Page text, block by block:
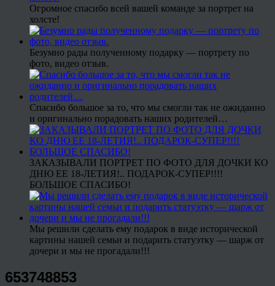
Огромное спасибо всей вашей команде за портрет на
холсте!
Безумно рады полученному подарку — портрету по
фото, видео отзыв.
Спасибо большое за то, что мы смогли так не ожиданно
и оригинально порадовать наших родителей…
ЗАКАЗЫВАЛИ ПОРТРЕТ ПО ФОТО ДЛЯ ДОЧКИ КО
ДНЮ ЕЕ 18-ЛЕТИЯ!.. ПОДАРОК-СУПЕР!!!!
БОЛЬШОЕ СПАСИБО!
Мы решили сделать ему подарок в виде исторической
картины нашей семьи и подарить статуэтку — шарж от
дочери и мы не прогадали!!!
653748853